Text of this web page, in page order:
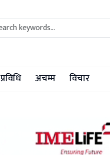
प्रविधि अचम्म विचार